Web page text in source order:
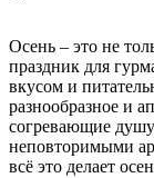
Осень – это не
праздник для
вкусом и
разнообразное и
согревающие
неповторимыми
всё это делает